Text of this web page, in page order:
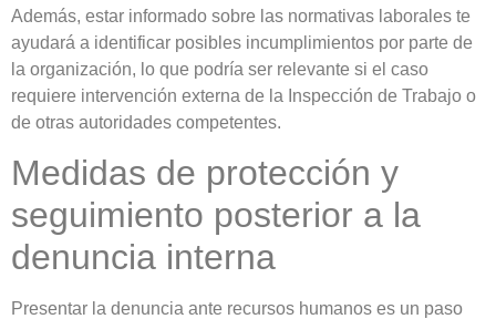
Además, estar informado sobre las normativas laborales te
ayudará a identificar posibles incumplimientos por parte de
la organización, lo que podría ser relevante si el caso
requiere intervención externa de la Inspección de Trabajo o
de otras autoridades competentes.
Medidas de protección y
seguimiento posterior a la
denuncia interna
Presentar la denuncia ante recursos humanos es un paso